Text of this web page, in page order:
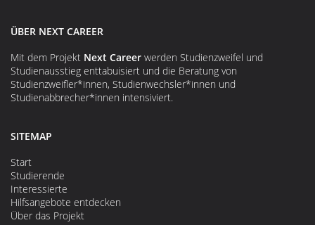
ÜBER NEXT CAREER
Mit dem Projekt Next Career werden Studienzweifel und
Studienausstieg enttabuisiert und die Beratung von
Studienzweifler*innen, Studienwechsler*innen und
Studienabbrecher*innen intensiviert.
SITEMAP
Start
Studierende
Interessierte
Hilfsangebote entdecken
Über das Projekt